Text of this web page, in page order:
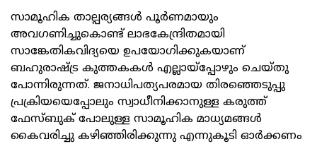
സാമൂഹിക താല്പര്യങ്ങൾ പൂർണമായും
അവഗണിച്ചുകൊണ്ട് ലാഭകേന്ദ്രിതമായി
സാങ്കേതികവിദ്യയെ ഉപയോഗിക്കുകയാണ്
ബഹുരാഷ്ട്ര കുത്തകകൾ എല്ലായ്‌പ്പോഴും ചെയ്‌തു
പോന്നിരുന്നത്. ജനാധിപത്യപരമായ തിരഞ്ഞെടുപ്പു
പ്രക്രിയയെപ്പോലും സ്വാധീനിക്കാനുള്ള കരുത്ത്
ഫേസ്ബുക് പോലുള്ള സാമൂഹിക മാധ്യമങ്ങൾ
കൈവരിച്ചു കഴിഞ്ഞിരിക്കുന്നു എന്നുകൂടി ഓർക്കണം